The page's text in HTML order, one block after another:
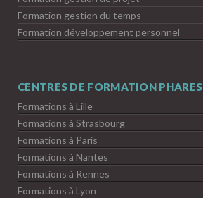
Formation gestion du temps
Formation développement personnel
CENTRES DE FORMATION PHARES
Formations à Lille
Formations à Strasbourg
Formations à Paris
Formations à Nantes
Formations à Rennes
Formations à Lyon